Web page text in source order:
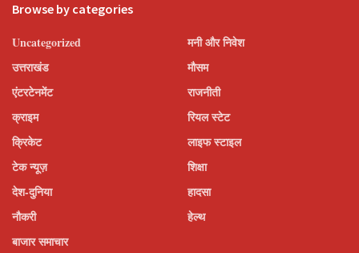
Browse by categories
Uncategorized
उत्तराखंड
एंटरटेनमेंट
क्राइम
क्रिकेट
टेक न्यूज़
देश-दुनिया
नौकरी
बाजार समाचार
मनी और निवेश
मौसम
राजनीती
रियल स्टेट
लाइफ स्टाइल
शिक्षा
हादसा
हेल्थ